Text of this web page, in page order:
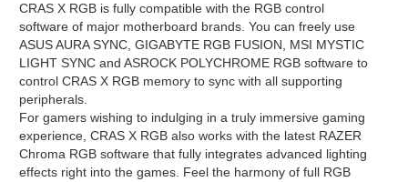
CRAS X RGB is fully compatible with the RGB control
software of major motherboard brands. You can freely use
ASUS AURA SYNC, GIGABYTE RGB FUSION, MSI MYSTIC
LIGHT SYNC and ASROCK POLYCHROME RGB software to
control CRAS X RGB memory to sync with all supporting
peripherals.
For gamers wishing to indulging in a truly immersive gaming
experience, CRAS X RGB also works with the latest RAZER
Chroma RGB software that fully integrates advanced lighting
effects right into the games. Feel the harmony of full RGB